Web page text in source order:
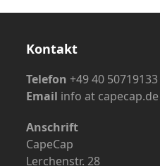
Kontakt
Telefon +49 40 50719133
Email info at capecap.de
Anschrift
CapeCap
Lerchenstr. 28